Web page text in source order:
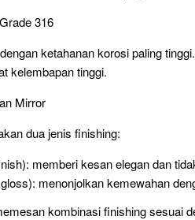
316
ketahanan korosi paling
kelembapan tinggi.
Mirror
dua jenis finishing:
memberi kesan elegan dan
menonjolkan kemewahan
kombinasi finishing sesuai